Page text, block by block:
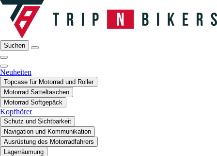
Suchen
Neuheiten
Topcase für Motorrad und Roller
Motorrad Satteltaschen
Motorrad Softgepäck
Kopfhörer
Schutz und Sichtbarkeit
Navigation und Kommunikation
Ausrüstung des Motorradfahrers
Lagerräumung